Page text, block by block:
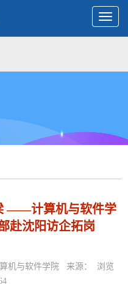
Toggle
——计算机与软件学
赴沈阳访企拓岗
算机与软件学院 来源： 浏览